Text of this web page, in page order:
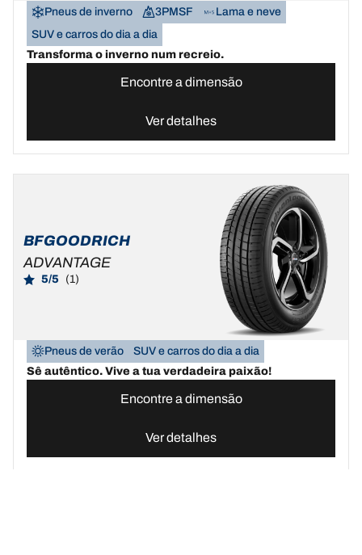
Pneus de inverno 3PMSF
Lama e neve
SUV e carros do dia a dia
Transforma o inverno num recreio.
Encontre a dimensão
Ver detalhes
BFGOODRICH
ADVANTAGE
5/5 (1)
Pneus de verão
SUV e carros do dia a dia
Sê autêntico. Vive a tua verdadeira paixão!
Encontre a dimensão
Ver detalhes